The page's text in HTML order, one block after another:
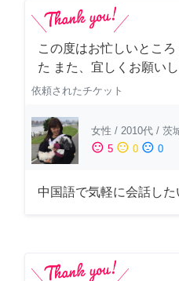
この度はお忙しいとこ
た また、宜しくお願い
依頼されたチケット
女性 / 2010代 / 茨
sentiment_satisfied 5 sentiment_neutral 0 sentiment_dissatisfied 0
中国語で気軽に会話した